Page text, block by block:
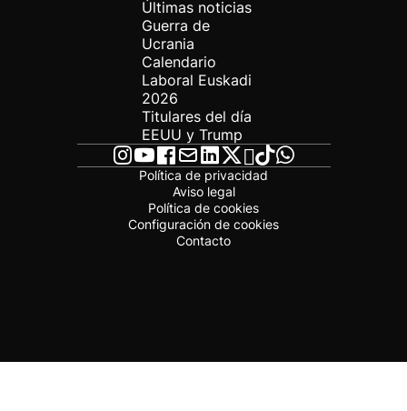
Últimas noticias
Guerra de
Ucrania
Calendario
Laboral Euskadi
2026
Titulares del día
EEUU y Trump
Política de privacidad
Aviso legal
Política de cookies
Configuración de cookies
Contacto